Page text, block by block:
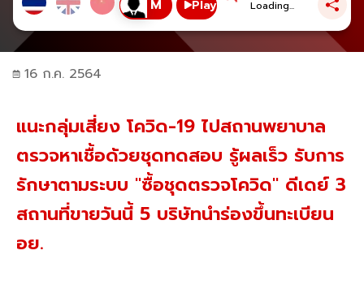
Play Loading...
16 ก.ค. 2564
แนะกลุ่มเสี่ยง โควิด-19 ไปสถานพยาบาล
ตรวจหาเชื้อด้วยชุดทดสอบ รู้ผลเร็ว รับการ
รักษาตามระบบ "ซื้อชุดตรวจโควิด" ดีเดย์ 3
สถานที่ขายวันนี้ 5 บริษัทนำร่องขึ้นทะเบียน
อย.